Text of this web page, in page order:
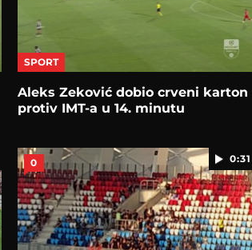
SPORT
Aleks Zeković dobio crveni karton
protiv IMT-a u 14. minutu
0:31
0